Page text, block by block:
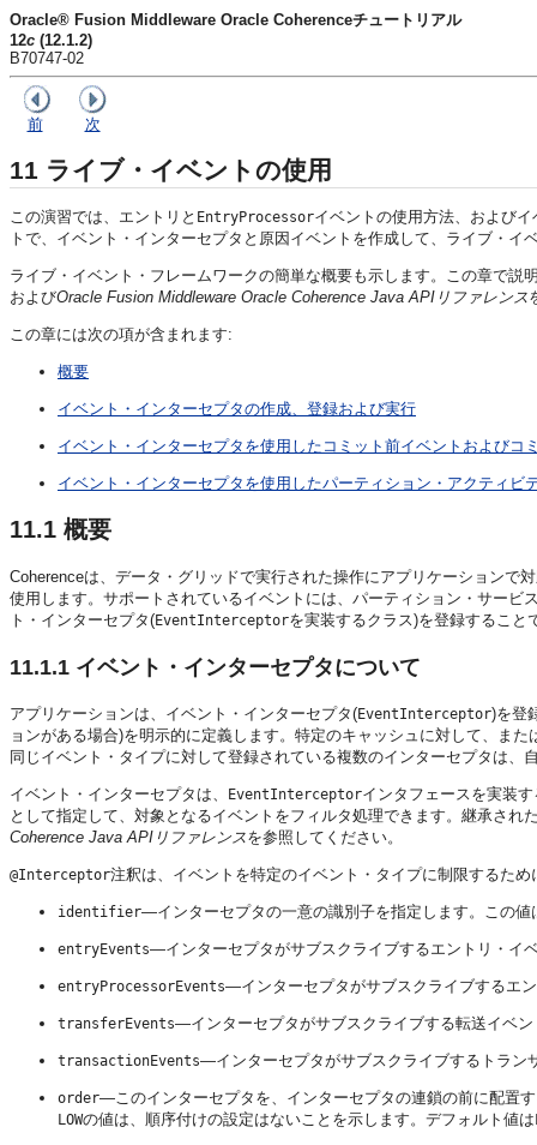
Oracle® Fusion Middleware Oracle Coherenceチュートリアル
12c (12.1.2)
B70747-02
前 次
11 ライブ・イベントの使用
この演習では、エントリと EntryProcessorイベントの使用方法、および
トで、イベント・インターセプタと原因イベントを作成して、ライブ・イ
ライブ・イベント・フレームワークの簡単な概要も示します。この章で説
およびOracle Fusion Middleware Oracle Coherence Java APIリファレンス
この章には次の項が含まれます:
概要
イベント・インターセプタの作成、登録および実行
イベント・インターセプタを使用したコミット前イベントおよびコ
イベント・インターセプタを使用したパーティション・アクティビ
11.1 概要
Coherenceは、データ・グリッドで実行された操作にアプリケーションで
使用します。サポートされているイベントには、パーティション・サー
ト・インターセプタ(EventInterceptorを実装するクラス)を登録すること
11.1.1 イベント・インターセプタについて
アプリケーションは、イベント・インターセプタ(EventInterceptor)を登
ョンがある場合)を明示的に定義します。特定のキャッシュに対して、ま
同じイベント・タイプに対して登録されている複数のインターセプタは、
イベント・インターセプタは、 EventInterceptorインタフェースを実装
として指定して、対象となるイベントをフィルタ処理できます。継承された
Coherence Java APIリファレンスを参照してください。
@Interceptor注釈は、イベントを特定のイベント・タイプに制限するた
identifier—インターセプタの一意の識別子を指定します。この値
entryEvents—インターセプタがサブスクライブするエントリ・イ
entryProcessorEvents—インターセプタがサブスクライブするエ
transferEvents—インターセプタがサブスクライブする転送イベン
transactionEvents—インターセプタがサブスクライブするトラン
order—このインターセプタを、インターセプタの連鎖の前に配置
LOWの値は、順序付けの設定はないことを示します。デフォルト値は